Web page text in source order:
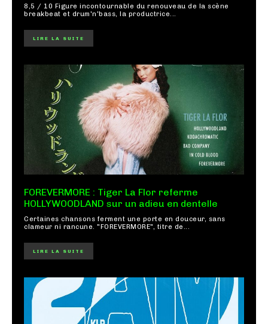
8,5 / 10 Figure incontournable du renouveau de la scène
breakbeat et drum'n'bass, la productrice...
LIRE LA SUITE
FOREVERMORE : Tiger La Flor referme
HOLLYWOODLAND sur un adieu en dentelle
Certaines chansons ferment une porte en douceur, sans
clameur ni rancune. "FOREVERMORE", titre de...
LIRE LA SUITE